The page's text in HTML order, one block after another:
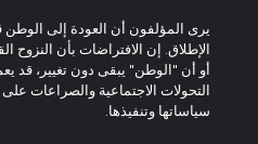
يرى المؤلفون أن العودة إلى
الإطلاق. إن الافتراضات بأن النزوح
أو أن "الوطن" يبقى دون تغيير، قد
التحولات الاجتماعية والصراعات
سياساتها وتنفيذها.